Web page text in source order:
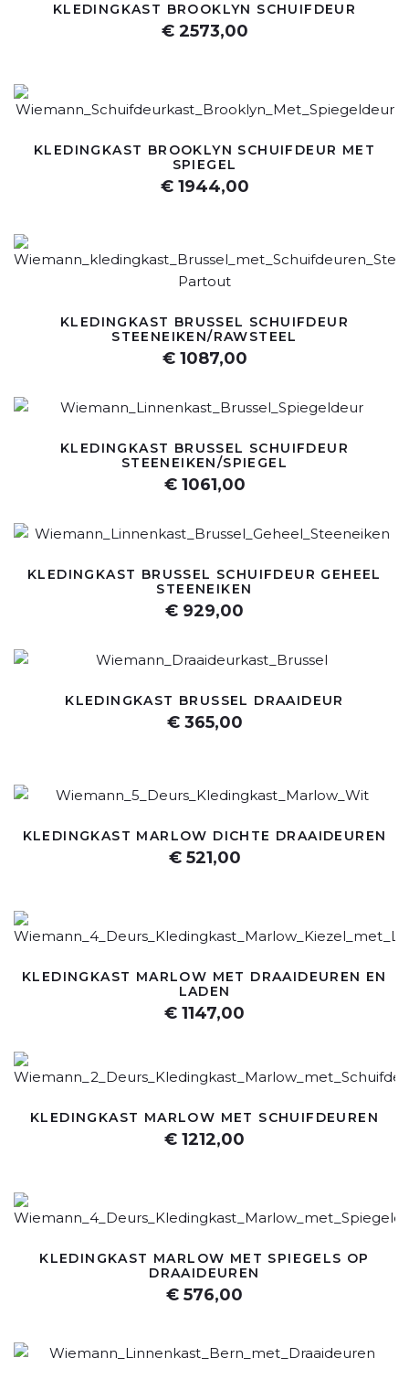
KLEDINGKAST BROOKLYN SCHUIFDEUR
€ 2573,00
KLEDINGKAST BROOKLYN SCHUIFDEUR MET
SPIEGEL
€ 1944,00
KLEDINGKAST BRUSSEL SCHUIFDEUR
STEENEIKEN/RAWSTEEL
€ 1087,00
KLEDINGKAST BRUSSEL SCHUIFDEUR
STEENEIKEN/SPIEGEL
€ 1061,00
KLEDINGKAST BRUSSEL SCHUIFDEUR GEHEEL
STEENEIKEN
€ 929,00
KLEDINGKAST BRUSSEL DRAAIDEUR
€ 365,00
KLEDINGKAST MARLOW DICHTE DRAAIDEUREN
€ 521,00
KLEDINGKAST MARLOW MET DRAAIDEUREN EN
LADEN
€ 1147,00
KLEDINGKAST MARLOW MET SCHUIFDEUREN
€ 1212,00
KLEDINGKAST MARLOW MET SPIEGELS OP
DRAAIDEUREN
€ 576,00